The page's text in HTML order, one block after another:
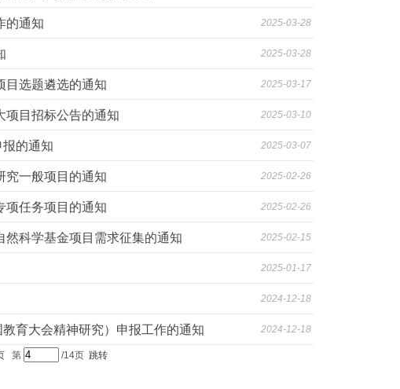
的通知 2025-03-28
2025-03-28
目选题遴选的通知 2025-03-17
项目招标公告的通知 2025-03-10
的通知 2025-03-07
究一般项目的通知 2025-02-26
项任务项目的通知 2025-02-26
科学基金项目需求征集的通知 2025-02-15
2025-01-17
2024-12-18
育大会精神研究）申报工作的通知 2024-12-18
第 /14页 跳转